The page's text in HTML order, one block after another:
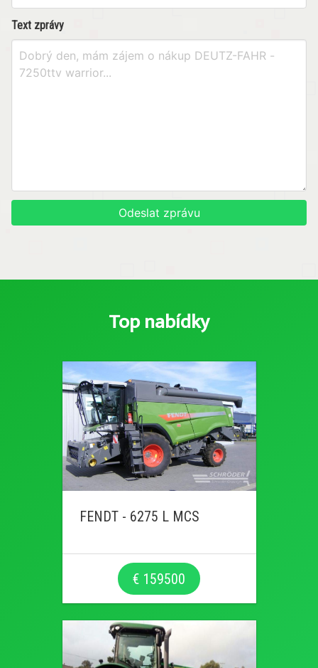
Text zprávy
Odeslat zprávu
Top nabídky
FENDT - 6275 L MCS
€ 159500